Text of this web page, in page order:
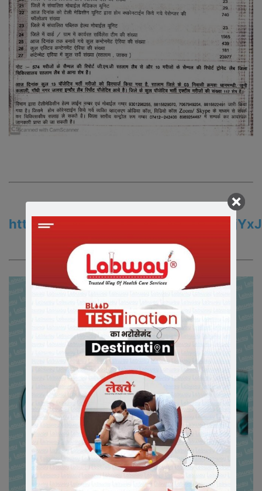
Join us On WhatsApp
https://chat.whatsapp.com/
समाचारो के अपडेट के लिए ग्रुप को ज्वाइन करे|